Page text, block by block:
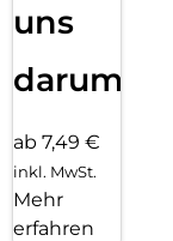
uns
darum!
ab 7,49 €
inkl. MwSt.
Mehr
erfahren